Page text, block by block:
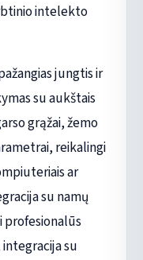
intelekto
jungtis ir
su aukštais
grąžai, žemo
reikalingi
ar
su namų
profesionalūs
su